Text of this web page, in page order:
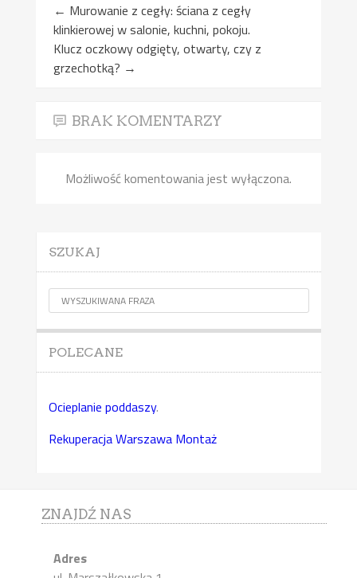
← Murowanie z cegły: ściana z cegły
klinkierowej w salonie, kuchni, pokoju.
Klucz oczkowy odgięty, otwarty, czy z
grzechotką? →
BRAK KOMENTARZY
Możliwość komentowania jest wyłączona.
SZUKAJ
POLECANE
Ocieplanie poddaszy.
Rekuperacja Warszawa Montaż
ZNAJDŹ NAS
Adres